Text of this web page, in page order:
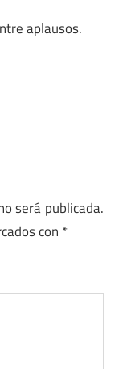
aplausos.
será publicada.
con *